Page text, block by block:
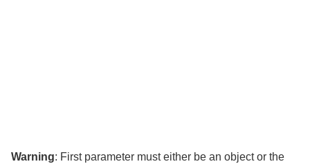
Warning: First parameter must either be an object or the